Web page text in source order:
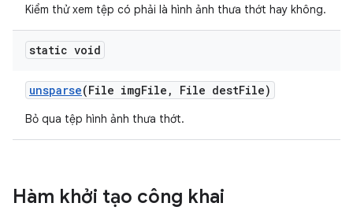
Kiểm thử xem tệp có phải là hình ảnh thưa thớt hay không.
static void
unsparse(File imgFile , File destFile)
Bỏ qua tệp hình ảnh thưa thớt.
Hàm khởi tạo công khai